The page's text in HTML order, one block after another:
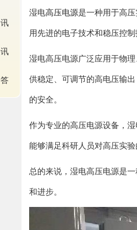
湿电高压电源是一种用于高
用先进的电子技术和稳压控
湿电高压电源广泛应用于物
供稳定、可调节的高电压输
的安全。
作为专业的高压电源设备，
能够满足科研人员对高压实验
总的来说，湿电高压电源是
和进步。